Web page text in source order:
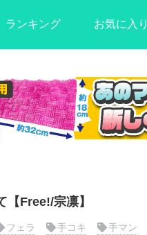
ランキング お気に入り
Free!/宗凛】
フェラ 手コキ 手マン